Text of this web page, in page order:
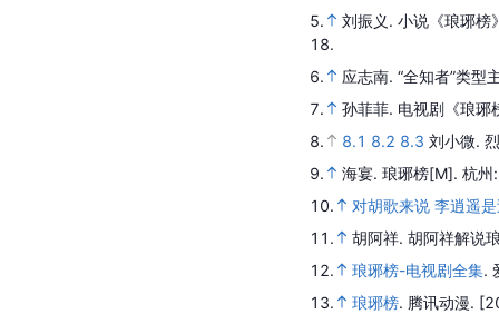
5.
刘振义. 小说《琅琊榜
18.
6.
应志南. “全知者”类型
7.
孙菲菲. 电视剧《琅琊
8.
8.1 8.2 8.3 刘小微.
9.
海宴. 琅琊榜[M]. 杭州
10.
对胡歌来说 李逍遥
11.
胡阿祥. 胡阿祥解说
12.
琅琊榜-电视剧全集.
13.
琅琊榜. 腾讯动漫.